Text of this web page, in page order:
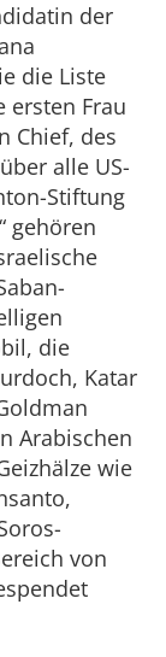
der
die Liste
ersten Frau
Chief, des
alle US-
Stiftung
gehören
die
Katar
Arabischen
wie
von